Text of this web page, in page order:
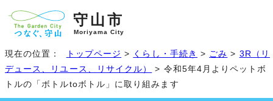
守山市
Moriyama City
現在の位置： トップページ > くらし・手続き > ごみ > 3R（リ
デュース、リユース、リサイクル）
> 令和5年4月よりペットボ
トルの「ボトルtoボトル」に取り組みます